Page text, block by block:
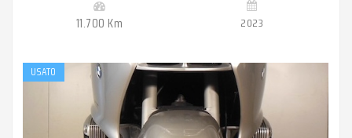
11.700 Km 2023
USATO